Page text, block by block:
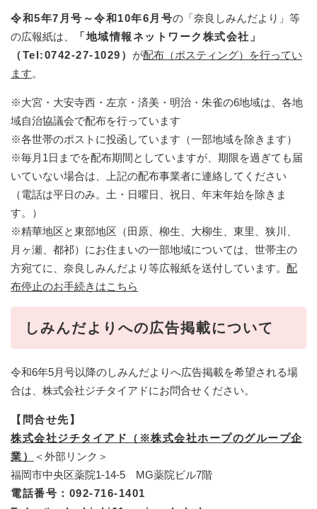
令和5年7月号～令和10年6月号の「奈良しみんだより」等
の広報紙は、
「地域情報ネットワーク株式会社」
（Tel:0742-27-1029 ） が配布（ポスティング）を行ってい
ます。
※大宮・大安寺西・左京・済美・明治・朱雀の6地域は、各地
域自治協議会で配布を行っています
※各世帯のポストに投函しています（一部地域を除きます）
※毎月1日までを配布期間としていますが、期限を過ぎても届
いていない場合は、上記の配布事業者に連絡してください
（電話は平日のみ。土・日曜日、祝日、年末年始を除きま
す。）
※精華地区と東部地区（田原、柳生、大柳生、東里、狭川、
月ヶ瀬、都祁）にお住まいの一部地域については、世帯主の
方宛てに、奈良しみんだより等広報紙を送付しています。 配
布停止のお手続きはこちら
しみんだよりへの広告掲載について
令和6年5月号以降のしみんだよりへ広告掲載を希望される場
合は、株式会社ジチタイアドにお問合せください。
【問合せ先】
株式会社ジチタイアド（※株式会社ホープのグループ企
業）​
＜外部リンク＞
福岡市中央区薬院1-14-5 MG薬院ビル7階
電話番号：092-716-1401